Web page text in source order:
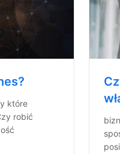
które
robić